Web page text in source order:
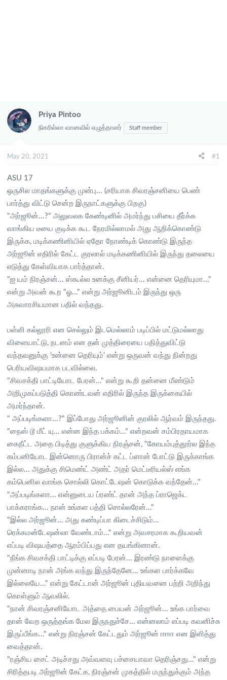
Priya Pintoo
நிகரில்லா வானவில் எழுத்தாளர் Staff member
May 20, 2021 #1
ASU 17
ஒருசில மாதங்களுக்கு முன்பு... (சரியாக சிவரஞ்சனியை பெண்
பார்த்து விட்டு சென்ற இருநாட்களுக்கு பிறகு)
"அர்ஜூன்...?" அலுவலக கேண்டினில் அமர்ந்து பசியை தீர்க்க
வாங்கிய டீயை குடிக்க கூட நேரமில்லாமல் அது ஆறிக்கொண்டு
இருக்க, மடிக்கணினியில் ஏதோ நோண்டிக் கொண்டு இருந்த
அர்ஜூன் எதிரில் கேட்ட குரலால் மடிக்கணினியில் இருந்து தலையை
எடுத்து கேள்வியாக பார்த்தான்.
"ஐ யம் நிரஞ்சன்... ஸ்கூல்ல உனக்கு சீனியர்... என்னை தெரியுமா..."
என்று அவன் கூற "ஓ..." என்று அர்ஜூனிடம் இருந்து ஒரு
அசுவாரசியமான பதில் வந்தது.
பள்ளி கல்லூரி என செல்லும் இடமெல்லாம் படிப்பில் மட்டுமல்லாது
விளையாட்டு, நடனம் என தன் முத்திரையை பதித்துவிட்டு
வந்தவனுக்கு 'உன்னை தெரியும்' என்று ஒருவன் வந்து நின்றது
பெரியவிஷயமாக படவில்லை.
"சிவசக்தி பாட்டியோட பேரன்..." என்று கூறி தன்னை மீண்டும்
அறிமுகப்படுத்தி கொண்டவன் எதிரில் இருந்த இருக்கையில்
அமர்ந்தான்.
" அப்படிங்களா...?" இப்போது அர்ஜூனின் குரலில் ஆர்வம் இருந்தது.
"நைஸ் டூ மீட் யு... என்ன இந்த பக்கம்..." என்றவன் சம்பிரதாயமாக
கைநீட்ட அதை பிடித்து குளுக்கிய நிரஞ்சன், "கோயம்புத்தூர்ல இந்த
கம்பனியோட இன்னொரு பிரான்ச் கட்ட ப்ளான் போட்டு இருக்காங்க
இல்ல... அதுக்கு சிமெண்ட் அண்ட் அதர் மெட்டீரியல்ஸ் எங்க
கம்பெனில வாங்க சொல்லி கொட்டேஷன் கொடுக்க வந்தேன்..."
"அப்படிங்களா... என்னுடைய ப்ரண்ட் தான் அந்த ப்ராஜெக்ட
பாக்கராங்க... நான் உங்கள பத்தி சொல்லரேன்..."
"இல்ல அர்ஜூன்... அது கண்டிப்பா கிடைச்சிடும்...
ரெக்கமன்டேஷன்லா வேண்டாம்..." என்று அவசரமாக கூறியவன்
எப்படி விஷயத்தை ஆரம்பிப்பது என தயங்கினான்.
"நீங்க சிவசக்தி பாட்டிக்கு எப்படி பேரன்... இரண்டு நாளைக்கு
முன்னாடி நான் அங்க வந்து இருந்தேனே... உங்கள பார்க்கவே
இல்லையே..." என்று கேட்டான் அர்ஜூன் புதியவனை பற்றி அறிந்து
கொள்ளும் ஆவலில்.
"நான் சிவரஞ்சனியோட அத்தை பையன் அர்ஜூன்... உங்க பார்வை
தான் வேற ஒருத்தங்க மேல இருநதுச்சே... என்னலாம் எப்படி கவனிச்சு
இருப்பீங்க..." என்று நிரஞ்சன் கேட்டதும் அர்ஜூன் ஈஈஈ என இளித்து
வைத்தான்.
"ரஞ்சிய சைட் அடிச்சது அவ்வளவு பச்சையாவா தெரிஞ்சது..." என்று
சிரித்தபடி அர்ஜூன் கேட்க, நிரஞ்சன் முகத்தில் மருந்துக்கும் அந்த